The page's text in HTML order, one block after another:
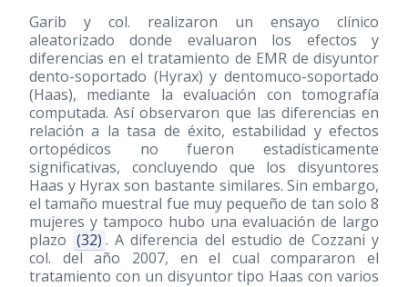
Garib y col. realizaron un ensayo clínico
aleatorizado donde evaluaron los efectos y
diferencias en el tratamiento de EMR de disyuntor
dento-soportado (Hyrax) y dentomuco-soportado
(Haas), mediante la evaluación con tomografía
computada. Así observaron que las diferencias en
relación a la tasa de éxito, estabilidad y efectos
ortopédicos no fueron estadísticamente
significativas, concluyendo que los disyuntores
Haas y Hyrax son bastante similares. Sin embargo,
el tamaño muestral fue muy pequeño de tan solo 8
mujeres y tampoco hubo una evaluación de largo
plazo (32) . A diferencia del estudio de Cozzani y
col. del año 2007, en el cual compararon el
tratamiento con un disyuntor tipo Haas con varios